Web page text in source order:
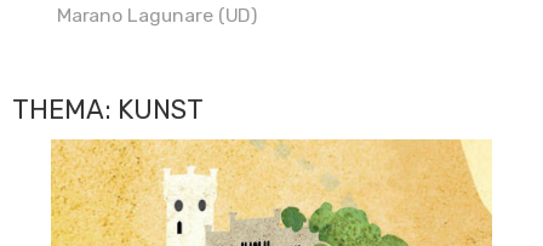
Marano Lagunare (UD)
THEMA: KUNST